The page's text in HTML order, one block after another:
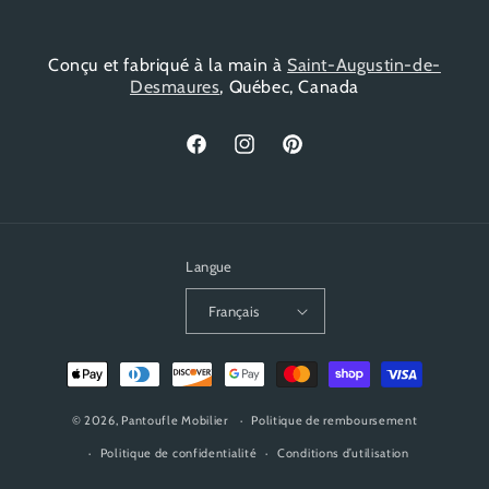
Conçu et fabriqué à la main à Saint-Augustin-de-
Desmaures, Québec, Canada
FacebookInstagramPinterest
Langue
Français
Moyens
de
paiement
© 2026, Pantoufle Mobilier Politique de remboursement
Politique de confidentialité Conditions d’utilisation